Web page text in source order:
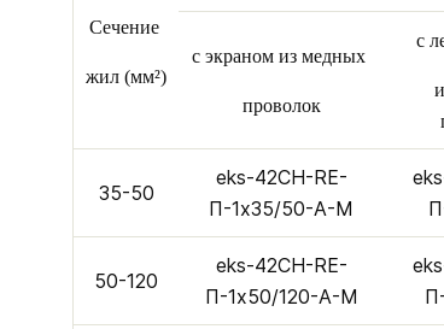
Сечение
жил (мм²)
с экраном из медных
проволок
с
35-50
eks-42CH-RE-
П-1х35/50-А-M
50-120
eks-42CH-RE-
П-1х50/120-А-M